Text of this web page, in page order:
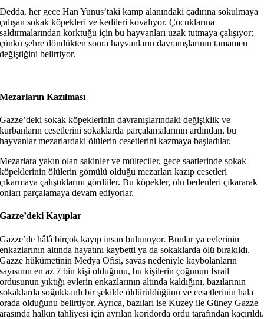
Dedda, her gece Han Yunus’taki kamp alanındaki çadırına sokulmaya
çalışan sokak köpekleri ve kedileri kovalıyor. Çocuklarına
saldırmalarından korktuğu için bu hayvanları uzak tutmaya çalışıyor;
çünkü şehre döndükten sonra hayvanların davranışlarının tamamen
değiştiğini belirtiyor.
Mezarların Kazılması
Gazze’deki sokak köpeklerinin davranışlarındaki değişiklik ve
kurbanların cesetlerini sokaklarda parçalamalarının ardından, bu
hayvanlar mezarlardaki ölülerin cesetlerini kazmaya başladılar.
Mezarlara yakın olan sakinler ve mülteciler, gece saatlerinde sokak
köpeklerinin ölülerin gömülü olduğu mezarları kazıp cesetleri
çıkarmaya çalıştıklarını gördüler. Bu köpekler, ölü bedenleri çıkararak
onları parçalamaya devam ediyorlar.
Gazze’deki Kayıplar
Gazze’de hâlâ birçok kayıp insan bulunuyor. Bunlar ya evlerinin
enkazlarının altında hayatını kaybetti ya da sokaklarda ölü bırakıldı.
Gazze hükümetinin Medya Ofisi, savaş nedeniyle kaybolanların
sayısının en az 7 bin kişi olduğunu, bu kişilerin çoğunun İsrail
ordusunun yıktığı evlerin enkazlarının altında kaldığını, bazılarının
sokaklarda soğukkanlı bir şekilde öldürüldüğünü ve cesetlerinin hala
orada olduğunu belirtiyor. Ayrıca, bazıları ise Kuzey ile Güney Gazze
arasında halkın tahliyesi için ayrılan koridorda ordu tarafından kaçırıldı.